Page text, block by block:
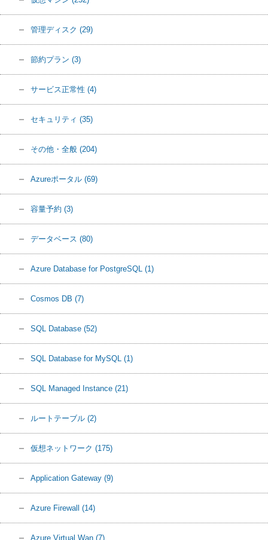
管理ディスク (29)
節約プラン (3)
サービス正常性 (4)
セキュリティ (35)
その他・全般 (204)
Azureポータル (69)
容量予約 (3)
データベース (80)
Azure Database for PostgreSQL (1)
Cosmos DB (7)
SQL Database (52)
SQL Database for MySQL (1)
SQL Managed Instance (21)
ルートテーブル (2)
仮想ネットワーク (175)
Application Gateway (9)
Azure Firewall (14)
Azure Virtual Wan (7)